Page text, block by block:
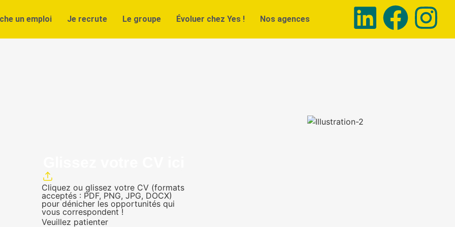
un emploi Je recrute Le groupe Évoluer chez Yes ! Nos agences
Cliquez ou glissez votre CV (formats
acceptés : PDF, PNG, JPG, DOCX)
pour dénicher les opportunités qui
vous correspondent !
Veuillez patienter